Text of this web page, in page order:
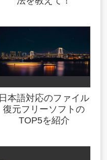
日本語対応のファイル
復元フリーソフトの
TOP5を紹介